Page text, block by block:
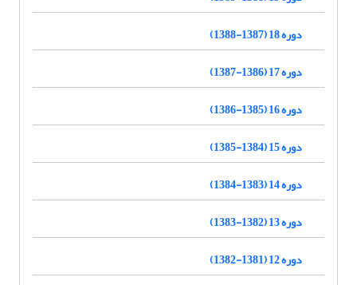
دوره 18 (1387-1388)
دوره 17 (1386-1387)
دوره 16 (1385-1386)
دوره 15 (1384-1385)
دوره 14 (1383-1384)
دوره 13 (1382-1383)
دوره 12 (1381-1382)